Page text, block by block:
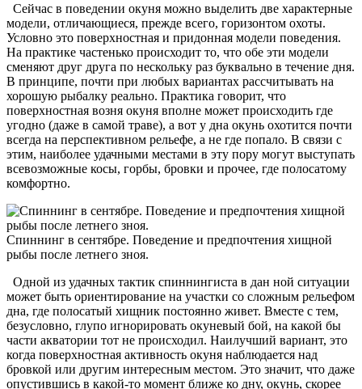
Сейчас в поведении окуня можно выделить две характерные
модели, отличающиеся, прежде всего, горизонтом охоты.
Условно это поверхностная и придонная модели поведения.
На практике частенько происходит то, что обе эти модели
сменяют друг друга по нескольку раз буквально в течение дня.
В принципе, почти при любых вариантах рассчитывать на
хорошую рыбалку реально. Практика говорит, что
поверхностная возня окуня вполне может происходить где
угодно (даже в самой траве), а вот у дна окунь охотится почти
всегда на перспективном рельефе, а не где попало. В связи с
этим, наиболее удачными местами в эту пору могут выступать
всевозможные косы, горбы, бровки и прочее, где полосатому
комфортно.
Спиннинг в сентябре. Поведение и предпочтения хищной
рыбы после летнего зноя.
Одной из удачных тактик спиннингиста в дан­ ной ситуации
может быть ориентирование на участки со сложным рельефом
дна, где полосатый хищник постоянно живет. Вместе с тем,
безусловно, глупо игнорировать окуневый бой, на какой бы
части акватории тот не происходил. Наилучший вариант, это
когда поверхностная активность окуня наблюдается над
бровкой или другим интересным местом. Это значит, что даже
опустившись в какой-то момент ближе ко дну, окунь, скорее